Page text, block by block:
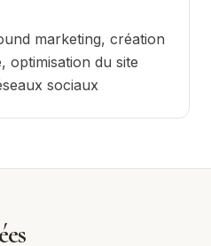
marketing, création
optimisation du site
sociaux